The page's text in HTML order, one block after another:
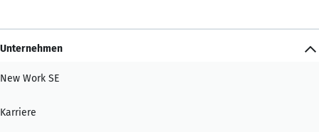
Unternehmen
New Work SE
Karriere